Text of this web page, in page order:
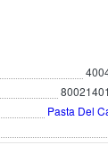
Pasta Del